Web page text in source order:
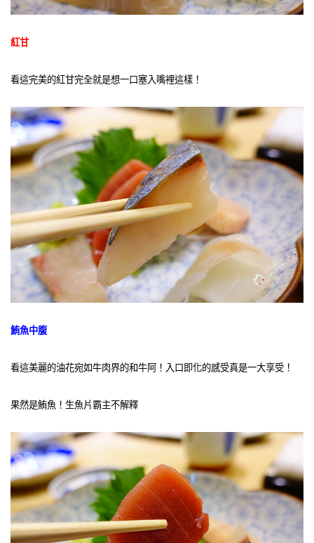
紅甘
看這完美的紅甘完全就是想一口塞入嘴裡這樣！
鮪魚中腹
看這美麗的油花宛如牛肉界的和牛阿！入口即化的感受真是一大享受！
果然是鮪魚！生魚片霸主不解釋